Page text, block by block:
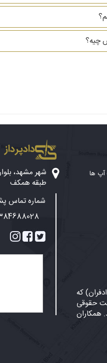
چیه؟
آپ ها
که
حقوقی
همکاران
دادپرداز
طبقه همکف
شماره تماس